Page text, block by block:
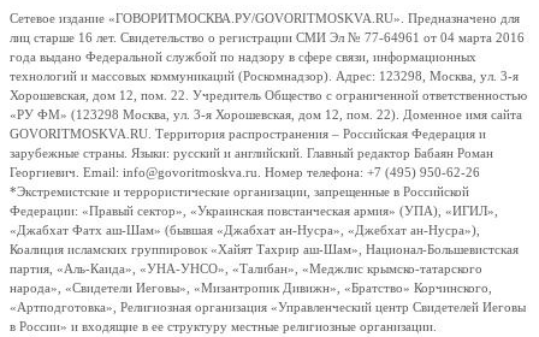
Сетевое издание «ГОВОРИТМОСКВА.РУ/GOVORITMOSKVA.RU». Предназначено для
лиц старше 16 лет. Свидетельство о регистрации СМИ Эл № 77-64961 от 04 марта 2016
года выдано Федеральной службой по надзору в сфере связи, информационных
технологий и массовых коммуникаций (Роскомнадзор). Адрес: 123298, Москва, ул. 3-я
Хорошевская, дом 12, пом. 22. Учредитель Общество с ограниченной ответственностью
«РУ ФМ» (123298 Москва, ул. 3-я Хорошевская, дом 12, пом. 22). Доменное имя сайта
GOVORITMOSKVA.RU. Территория распространения – Российская Федерация и
зарубежные страны. Языки: русский и английский. Главный редактор Бабаян Роман
Георгиевич. Email: info@govoritmoskva.ru. Номер телефона: +7 (495) 950-62-26
*Экстремистские и террористические организации, запрещенные в Российской
Федерации: «Правый сектор», «Украинская повстанческая армия» (УПА), «ИГИЛ»,
«Джабхат Фатх аш-Шам» (бывшая «Джабхат ан-Нусра», «Джебхат ан-Нусра»),
Коалиция исламских группировок «Хайят Тахрир аш-Шам», Национал-Большевистская
партия, «Аль-Каида», «УНА-УНСО», «Талибан», «Меджлис крымско-татарского
народа», «Свидетели Иеговы», «Мизантропик Дивижн», «Братство» Корчинского,
«Артподготовка», Религиозная организация «Управленческий центр Свидетелей Иеговы
в России» и входящие в ее структуру местные религиозные организации.